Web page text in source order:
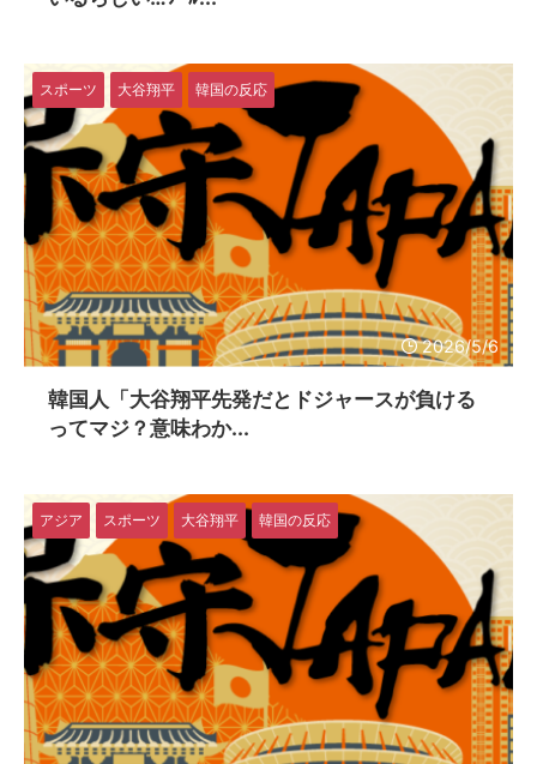
2026/5/6
スポーツ 大谷翔平 韓国の反応
韓国人「大谷翔平先発だとドジャースが負ける
ってマジ？意味わか...
アジア スポーツ 大谷翔平 韓国の反応